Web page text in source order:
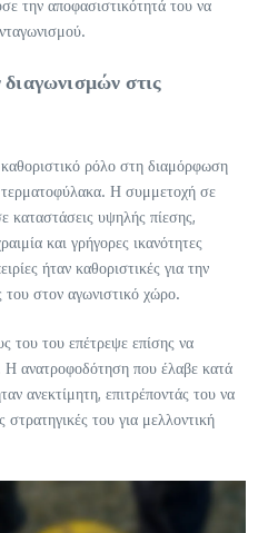
την αποφασιστικότητά του να
στις
καθοριστικό ρόλο στη διαμόρφωση
Η συμμετοχή σε
καταστάσεις υψηλής πίεσης,
και γρήγορες ικανότητες
ήταν καθοριστικές για την
στον αγωνιστικό χώρο.
του του επέτρεψε επίσης να
Η ανατροφοδότηση που έλαβε κατά
ανεκτίμητη, επιτρέποντάς του να
στρατηγικές του για μελλοντική